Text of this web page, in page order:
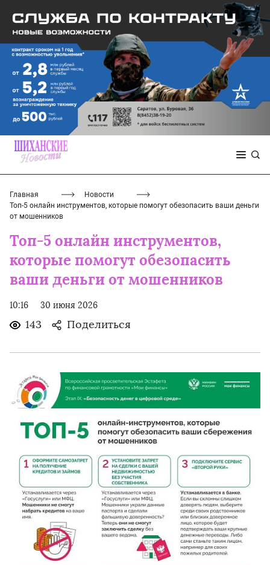
Главная
Новости
Топ-5 онлайн инструментов, которые помогут обезопасить ваши деньги
от мошенников
Топ-5 онлайн инструментов,
которые помогут обезопасить
ваши деньги от мошенников
10:16 30 июня 2026
143 Поделиться